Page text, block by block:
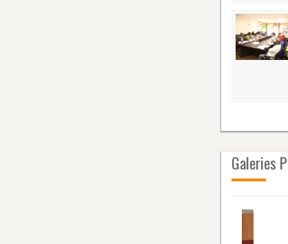
Galeries